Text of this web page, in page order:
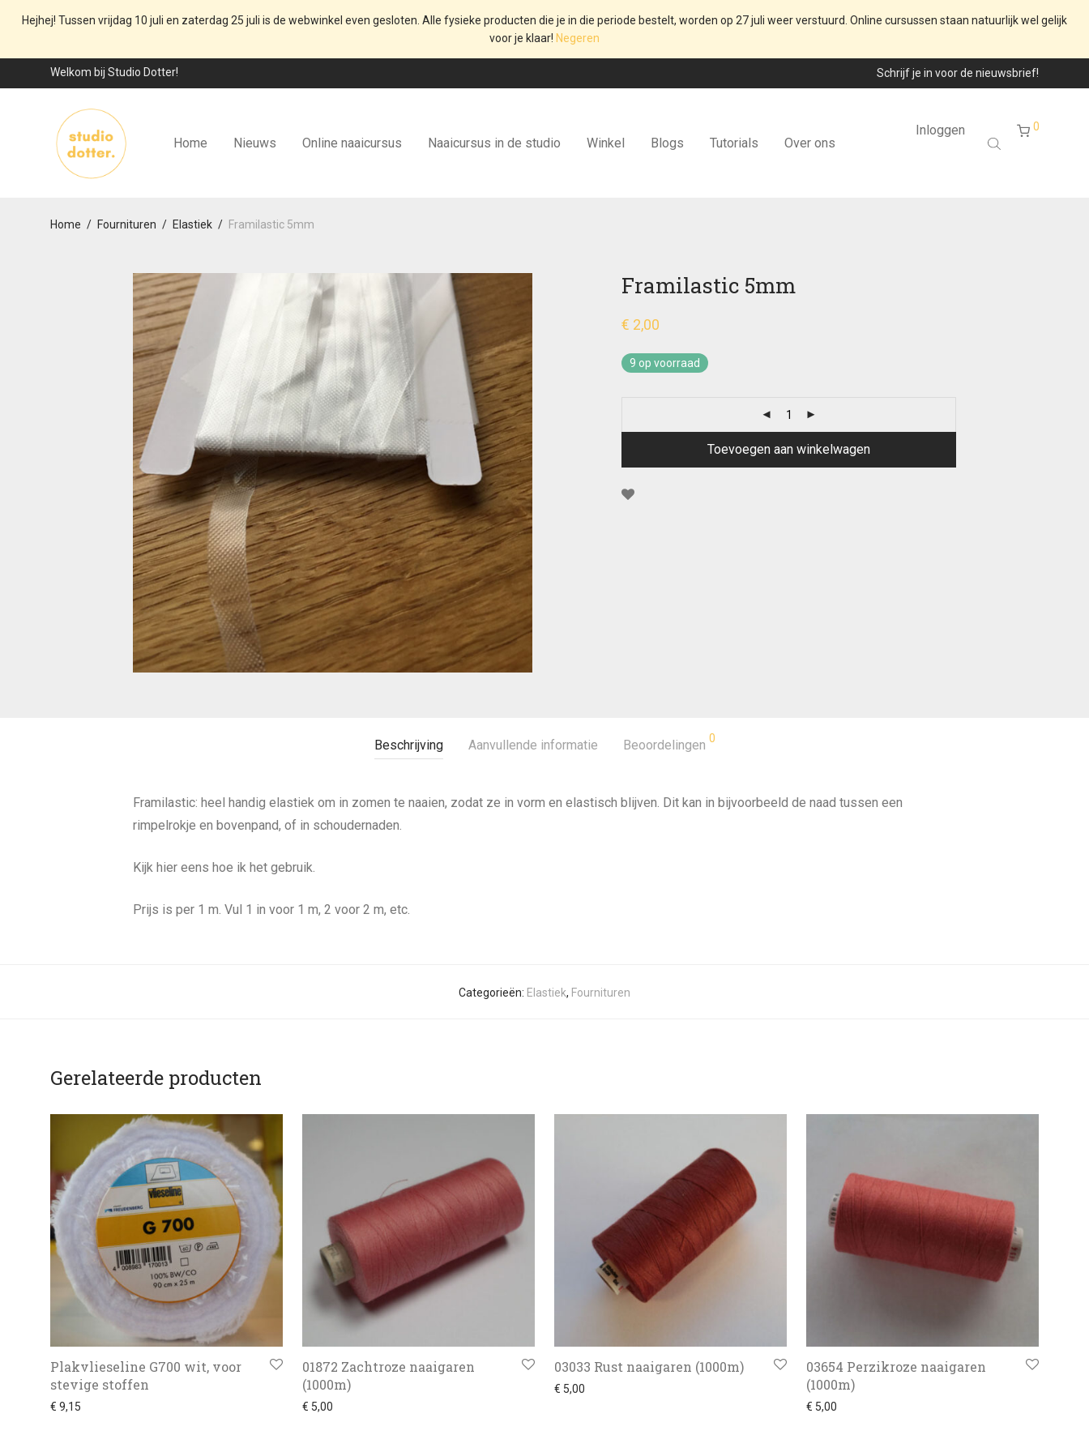
Hejhej! Tussen vrijdag 10 juli en zaterdag 25 juli is de webwinkel even gesloten. Alle fysieke producten die je in die periode bestelt, worden op 27 juli weer verstuurd. Online cursussen staan natuurlijk wel gelijk
voor je klaar! Negeren
Welkom bij Studio Dotter! Schrijf je in voor de nieuwsbrief!
Home Nieuws Online naaicursus Naaicursus in de studio Winkel Blogs Tutorials Over ons
Inloggen 0
Home / Fournituren / Elastiek / Framilastic 5mm
Framilastic 5mm
€ 2,00
9 op voorraad
Toevoegen aan winkelwagen
Beschrijving Aanvullende informatie Beoordelingen 0
Framilastic: heel handig elastiek om in zomen te naaien, zodat ze in vorm en elastisch blijven. Dit kan in bijvoorbeeld de naad tussen een
rimpelrokje en bovenpand, of in schoudernaden.
Kijk hier eens hoe ik het gebruik.
Prijs is per 1 m. Vul 1 in voor 1 m, 2 voor 2 m, etc.
Categorieën: Elastiek, Fournituren
Gerelateerde producten
Plakvlieseline G700 wit, voor
stevige stoffen
€ 9,15
01872 Zachtroze naaigaren
(1000m)
€ 5,00
03033 Rust naaigaren (1000m)
€ 5,00
03654 Perzikroze naaigaren
(1000m)
€ 5,00